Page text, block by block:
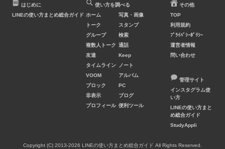
はじめに
LINEの使い方まとめ総合ガイド
使い方を調べる
ホーム
トーク
グループ
複数人トーク
友達
タイムライン
VOOM
ブロック
非表示
プロフィール
写真・画像
スタンプ
検索
通話
Keep
ノート
アルバム
PC
ブログ
便利ツール
その他
TOP
利用規約
ﾌﾟﾗｲﾊﾞｼｰﾎﾟﾘｼｰ
運営者情報
問い合わせ
管理サイト
インスタグラム使
い方
LINEの使い方まと
め総合ガイド
StudyAppli
Copyright (C) 2013-2026 LINEの使い方まとめ総合ガイド All Rights Reserved.